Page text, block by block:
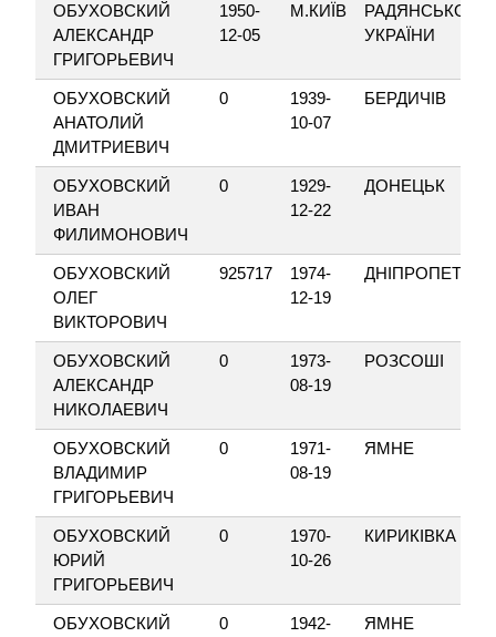
ОБУХОВСКИЙ
АЛЕКСАНДР
ГРИГОРЬЕВИЧ
1950-
12-05
М.КИЇВ
РАДЯНСЬКОЇ
УКРАЇНИ
ОБУХОВСКИЙ
АНАТОЛИЙ
ДМИТРИЕВИЧ
0
1939-
10-07
БЕРДИЧІВ
ОБУХОВСКИЙ
ИВАН
ФИЛИМОНОВИЧ
0
1929-
12-22
ДОНЕЦЬК
ОБУХОВСКИЙ
ОЛЕГ
ВИКТОРОВИЧ
925717
1974-
12-19
ОБУХОВСКИЙ
АЛЕКСАНДР
НИКОЛАЕВИЧ
0
1973-
08-19
РОЗСОШІ
ОБУХОВСКИЙ
ВЛАДИМИР
ГРИГОРЬЕВИЧ
0
1971-
08-19
ЯМНЕ
ОБУХОВСКИЙ
ЮРИЙ
ГРИГОРЬЕВИЧ
0
1970-
10-26
КИРИКІВКА
ОБУХОВСКИЙ
0
1942-
ЯМНЕ